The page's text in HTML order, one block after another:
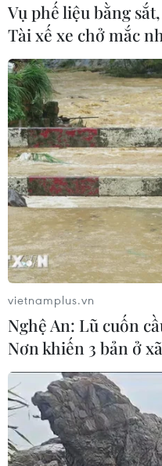
Vụ phế liệu bằng
Tài xế xe chở mắc
vietnamplus.vn
Nghệ An: Lũ cuốn
Nơn khiến 3 bản ở